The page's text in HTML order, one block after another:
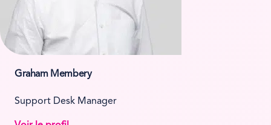
Graham Membery
Support Desk Manager